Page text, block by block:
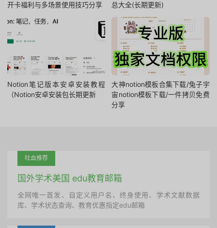
开卡福利与多场景使用技巧分享
总大全(长期更新)
Notion笔记版本安卓安装教程
（Notion安卓安装包长期更新
大神notion模板合集下载/兔子宇
宙notion模板下载/一件拷贝免费
分享
吐血推荐
国外学术美国 edu教育邮箱
全网唯一首发、自定义用户名、终身使用、学术文献数据
库、学术状态查询、教育优惠指定edu邮箱